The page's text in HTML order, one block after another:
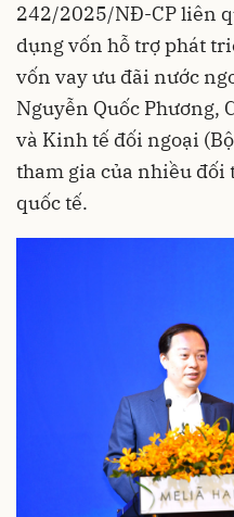
242/2025/NĐ-CP liên
dụng vốn hỗ trợ phát
vốn vay ưu đãi nước
Nguyễn Quốc Phương,
và Kinh tế đối ngoại
tham gia của nhiều đối
quốc tế.